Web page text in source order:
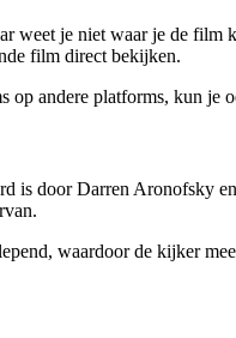
weet je niet waar je de
film direct bekijken.
andere platforms, kun je
is door Darren Aronofsky
waardoor de kijker